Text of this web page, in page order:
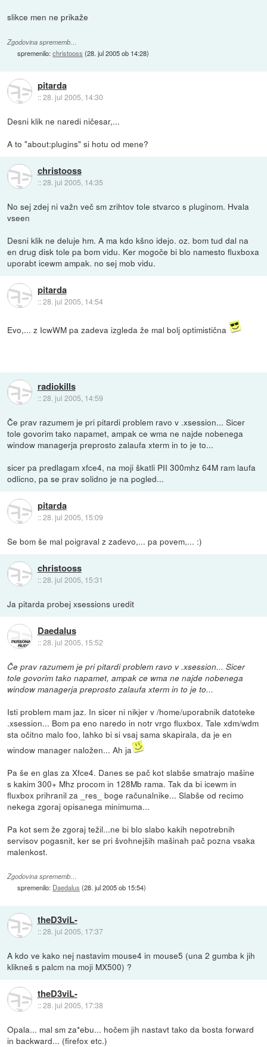
slikce men ne prikaže
Zgodovina sprememb…
spremenilo:christooss (28. jul 2005 ob 14:28)
pitarda
::28. jul 2005, 14:30
Desni klik ne naredi ničesar,...
A to "about:plugins" si hotu od mene?
christooss
::28. jul 2005, 14:35
No sej zdej ni važn več sm zrihtov tole stvarco s pluginom. Hvala
vseen
Desni klik ne deluje hm. A ma kdo kšno idejo. oz. bom tud dal na
en drug disk tole pa bom vidu. Ker mogoče bi blo namesto fluxboxa
uporabt icewm ampak. no sej mob vidu.
pitarda
::28. jul 2005, 14:54
Evo,... z IcwWM pa zadeva izgleda že mal bolj optimistična
radiokills
::28. jul 2005, 14:59
Če prav razumem je pri pitardi problem ravo v .xsession... Sicer
tole govorim tako napamet, ampak ce wma ne najde nobenega
window managerja preprosto zalaufa xterm in to je to...
sicer pa predlagam xfce4, na moji škatli PII 300mhz 64M ram laufa
odlicno, pa se prav solidno je na pogled...
pitarda
::28. jul 2005, 15:09
Se bom še mal poigraval z zadevo,... pa povem,... :)
christooss
::28. jul 2005, 15:31
Ja pitarda probej xsessions uredit
Daedalus
::28. jul 2005, 15:52
Če prav razumem je pri pitardi problem ravo v .xsession... Sicer
tole govorim tako napamet, ampak ce wma ne najde nobenega
window managerja preprosto zalaufa xterm in to je to...
Isti problem mam jaz. In sicer ni nikjer v /home/uporabnik datoteke
.xsession... Bom pa eno naredo in notr vrgo fluxbox. Tale xdm/wdm
sta očitno malo foo, lahko bi si vsaj sama skapirala, da je en
window manager naložen... Ah ja
Pa še en glas za Xfce4. Danes se pač kot slabše smatrajo mašine
s kakim 300+ Mhz procom in 128Mb rama. Tak da bi icewm in
fluxbox prihranil za _res_ boge računalnike... Slabše od recimo
nekega zgoraj opisanega minimuma...
Pa kot sem že zgoraj težil...ne bi blo slabo kakih nepotrebnih
servisov pogasnit, ker se pri švohnejših mašinah pač pozna vsaka
malenkost.
Zgodovina sprememb…
spremenilo: Daedalus (28. jul 2005 ob 15:54)
theD3viL-
::28. jul 2005, 17:37
A kdo ve kako nej nastavim mouse4 in mouse5 (una 2 gumba k jih
klikneš s palcm na moji MX500) ?
theD3viL-
::28. jul 2005, 17:38
Opala... mal sm za*ebu... hočem jih nastavt tako da bosta forward
in backward... (firefox etc.)